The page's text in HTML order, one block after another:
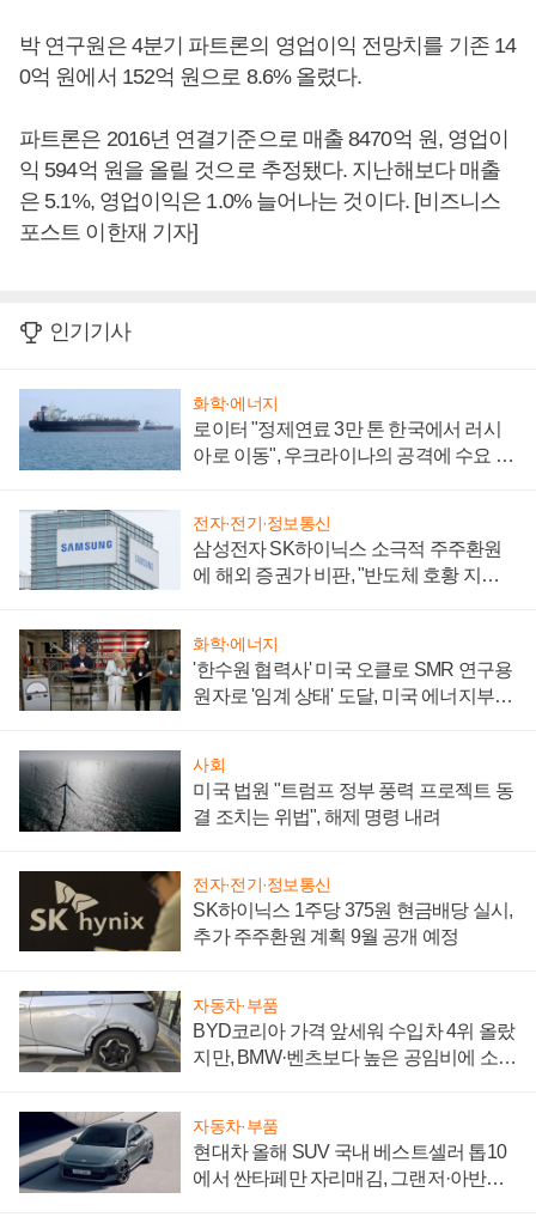
박 연구원은 4분기 파트론의 영업이익 전망치를 기존 14
0억 원에서 152억 원으로 8.6% 올렸다.
파트론은 2016년 연결기준으로 매출 8470억 원, 영업이
익 594억 원을 올릴 것으로 추정됐다. 지난해보다 매출
은 5.1%, 영업이익은 1.0% 늘어나는 것이다. [비즈니스
포스트 이한재 기자]
인기기사
화학·에너지
로이터 "정제연료 3만 톤 한국에서 러시
아로 이동", 우크라이나의 공격에 수요 늘
전자·전기·정보통신
삼성전자 SK하이닉스 소극적 주주환원
에 해외 증권가 비판, "반도체 호황 지속
화학·에너지
'한수원 협력사' 미국 오클로 SMR 연구용
원자로 '임계 상태' 도달, 미국 에너지부
사회
미국 법원 "트럼프 정부 풍력 프로젝트 동
결 조치는 위법", 해제 명령 내려
전자·전기·정보통신
SK하이닉스 1주당 375원 현금배당 실시,
추가 주주환원 계획 9월 공개 예정
자동차·부품
BYD코리아 가격 앞세워 수입차 4위 올랐
지만, BMW·벤츠보다 높은 공임비에 소비
자동차·부품
현대차 올해 SUV 국내 베스트셀러 톱10
에서 싼타페만 자리매김, 그랜저·아반떼